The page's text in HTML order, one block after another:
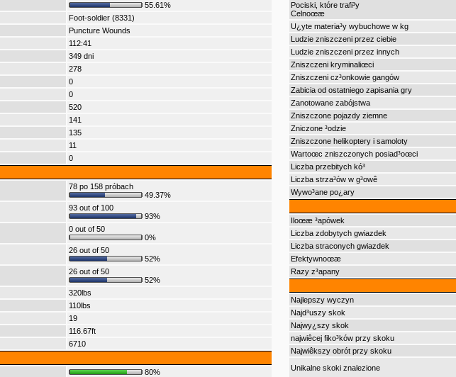
55.61%
Foot-soldier (8331)
Puncture Wounds
112:41
349 dni
278
0
0
520
141
135
11
0
78 po 158 próbach
49.37%
93 out of 100
93%
0 out of 50
0%
26 out of 50
52%
26 out of 50
52%
320lbs
110lbs
19
116.67ft
6710
80%
Pociski, które trafi³y
Celnoœæ
U¿yte materia³y wybuchowe w kg
Ludzie zniszczeni przez ciebie
Ludzie zniszczeni przez innych
Zniszczeni kryminaliœci
Zniszczeni cz³onkowie gangów
Zabicia od ostatniego zapisania gry
Zanotowane zabójstwa
Zniszczone pojazdy ziemne
Zniczone ³odzie
Zniszczone helikoptery i samoloty
Wartoœc zniszczonych posiad³oœci
Liczba przebitych kó³
Liczba strza³ów w g³owê
Wywo³ane po¿ary
Iloœæ ³apówek
Liczba zdobytych gwiazdek
Liczba straconych gwiazdek
Efektywnoœæ
Razy z³apany
Najlepszy wyczyn
Najd³uszy skok
Najwy¿szy skok
najwiêcej fiko³ków przy skoku
Najwiêkszy obrót przy skoku
Unikalne skoki znalezione